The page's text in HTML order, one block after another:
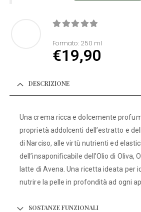
Formato: 250 ml
€19,90
DESCRIZIONE
Una crema ricca e dolcemente
proprietà addolcenti dell’estratto e
di Narciso, alle virtù nutrienti ed
dell’insaponificabile dell’Olio di Oliva,
latte di Avena. Una ricetta ideata per
nutrire la pelle in profondità ad ogni
SOSTANZE FUNZIONALI